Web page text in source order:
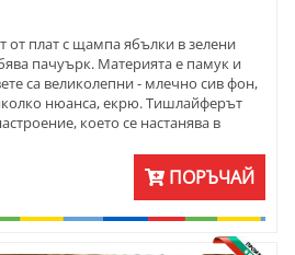
плат с щампа ябълки в зелени
пачуърк. Материята е памук и
са великолепни - млечно сив фон,
нюанса, екрю. Тишлайферът
което се настанява в
заведението.
ПОРЪЧАЙ